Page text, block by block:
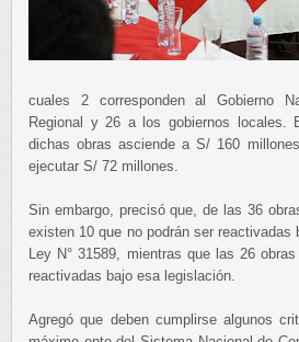
cuales 2 corresponden al Gobierno
Regional y 26 a los gobiernos locales.
dichas obrasasciende a S/ 160
ejecutar S/ 72 millones.
Sin embargo, precisó que, de las 36
existen 10 que no podrán ser reactivadas
Ley N° 31589, mientras que las 26
reactivadas bajo esa legislación.
Agregó que deben cumplirse algunos